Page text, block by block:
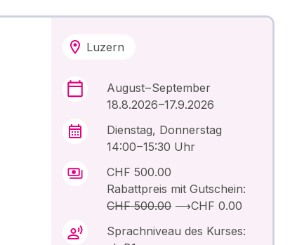
Luzern
August – September
18.8.2026 –17.9.2026
Dienstag, Donnerstag
14:00 – 15:30 Uhr
CHF 500.00
Rabattpreis mit Gutschein:
CHF 500.00 ⟶CHF 0.00
Sprachniveau des Kurses: